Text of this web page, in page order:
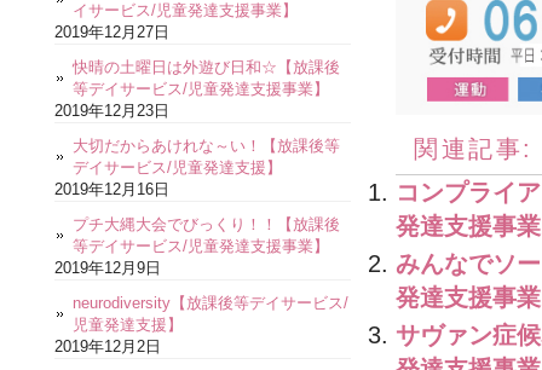
関連記事:
コンプライ
発達支援事
みんなでソ
発達支援事
サヴァン症
イサービス/児童発達支援事業】
2019年12月27日
快晴の土曜日は外遊び日和☆【放課後
等デイサービス/児童発達支援事業】
2019年12月23日
大切だからあけれな～い！【放課後等
デイサービス/児童発達支援】
2019年12月16日
プチ大縄大会でびっくり！！【放課後
等デイサービス/児童発達支援事業】
2019年12月9日
neurodiversity【放課後等デイサービス/
児童発達支援】
2019年12月2日